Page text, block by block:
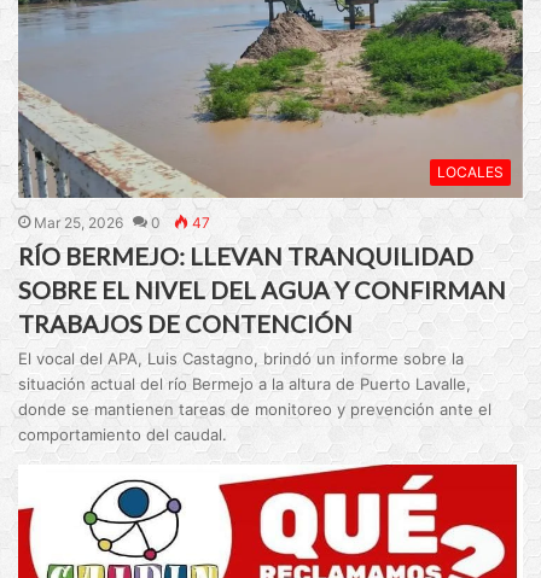
LOCALES
Mar 25, 2026 0 47
RÍO BERMEJO: LLEVAN TRANQUILIDAD
SOBRE EL NIVEL DEL AGUA Y CONFIRMAN
TRABAJOS DE CONTENCIÓN
El vocal del APA, Luis Castagno, brindó un informe sobre la
situación actual del río Bermejo a la altura de Puerto Lavalle,
donde se mantienen tareas de monitoreo y prevención ante el
comportamiento del caudal.